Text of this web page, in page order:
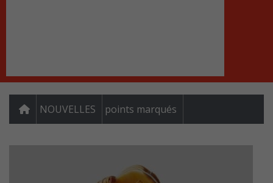
NOUVELLES points marqués